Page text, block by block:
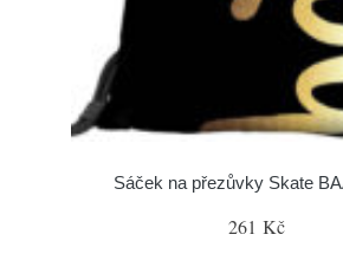
Sáček na přezůvky Skate
261 Kč